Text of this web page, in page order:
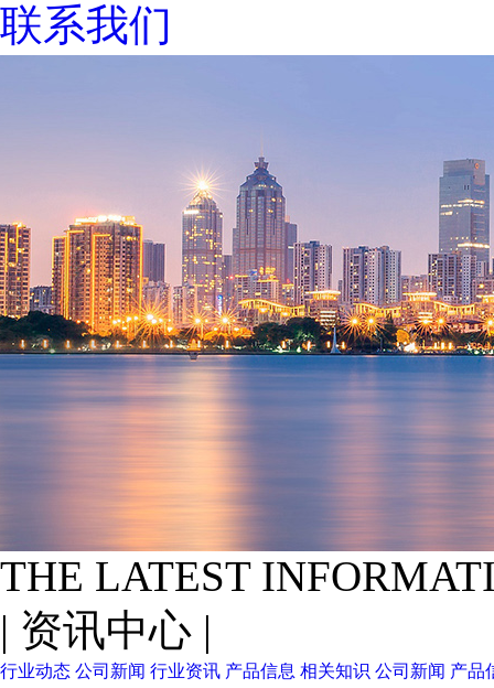
联系我们
THE LATEST
| 资讯中心 |
行业动态 公司新闻 行业资讯 产品信息 相关知识 公司新闻 产品